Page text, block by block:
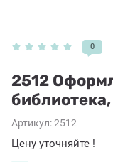
0
2512
Артикул:2512
Цену уточняйте !